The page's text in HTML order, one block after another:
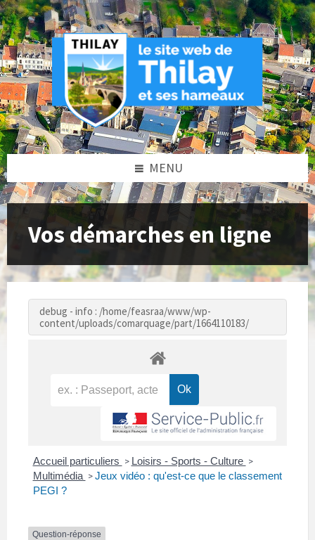
Skip
to
content
Skip
to
left
sidebar
Skip
to
footer
MENU
Vos démarches en ligne
debug - info : /home/feasraa/www/wp-
content/uploads/comarquage/part/1664110183/
Accueil particuliers > Loisirs - Sports - Culture >
Multimédia > Jeux vidéo : qu'est-ce que le classement
PEGI ?
Question-réponse